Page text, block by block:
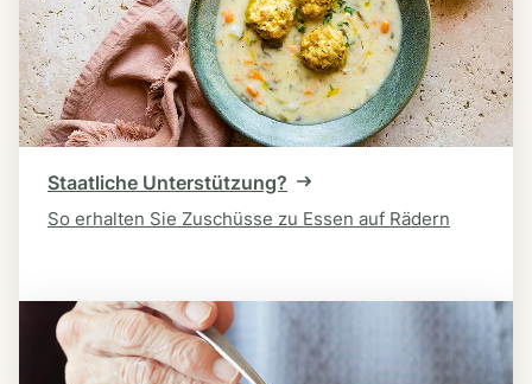
Staatliche Unterstützung?
So erhalten Sie Zuschüsse zu Essen auf Rädern